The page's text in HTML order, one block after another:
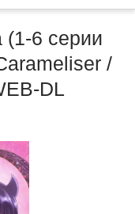
(1-6 серии
/
DL